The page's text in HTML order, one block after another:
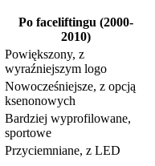
Po faceliftingu (2000-
2010)
Powiększony, z
wyraźniejszym logo
Nowocześniejsze, z opcją
ksenonowych
Bardziej wyprofilowane,
sportowe
Przyciemniane, z LED